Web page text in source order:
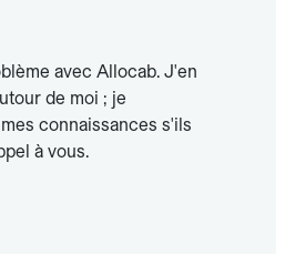
avec Allocab. J'en
de moi ; je
connaissances s'ils
à vous.